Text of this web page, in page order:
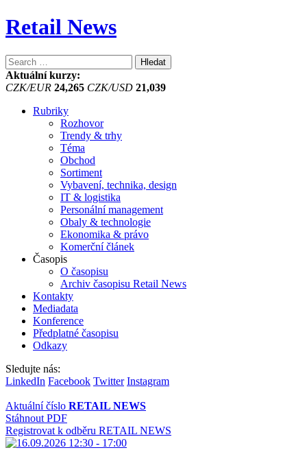
Retail News
Vyhledávání
Aktuální kurzy:
CZK/EUR 24,265 CZK/USD 21,039
Rubriky
Rozhovor
Trendy & trhy
Téma
Obchod
Sortiment
Vybavení, technika, design
IT & logistika
Personální management
Obaly & technologie
Ekonomika & právo
Komerční článek
Časopis
O časopisu
Archiv časopisu Retail News
Kontakty
Mediadata
Konference
Předplatné časopisu
Odkazy
Sledujte nás:
LinkedIn Facebook Twitter Instagram
Aktuální číslo RETAIL NEWS
Stáhnout PDF
Registrovat k odběru RETAIL NEWS